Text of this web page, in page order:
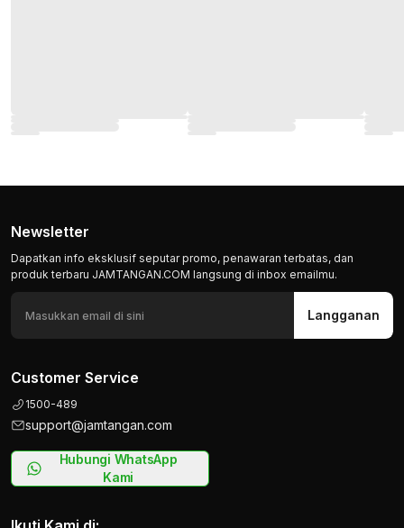
Newsletter
Dapatkan info eksklusif seputar promo, penawaran terbatas, dan
produk terbaru JAMTANGAN.COM langsung di inbox emailmu.
Langganan
Customer Service
1500-489
support@jamtangan.com
Hubungi WhatsApp
Kami